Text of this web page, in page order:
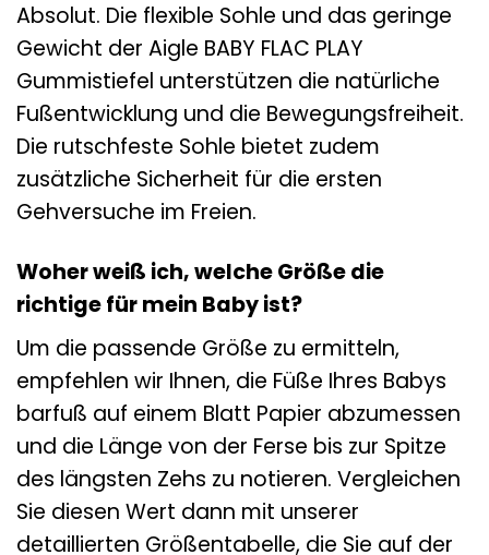
Absolut. Die flexible Sohle und das geringe
Gewicht der Aigle BABY FLAC PLAY
Gummistiefel unterstützen die natürliche
Fußentwicklung und die Bewegungsfreiheit.
Die rutschfeste Sohle bietet zudem
zusätzliche Sicherheit für die ersten
Gehversuche im Freien.
Woher weiß ich, welche Größe die
richtige für mein Baby ist?
Um die passende Größe zu ermitteln,
empfehlen wir Ihnen, die Füße Ihres Babys
barfuß auf einem Blatt Papier abzumessen
und die Länge von der Ferse bis zur Spitze
des längsten Zehs zu notieren. Vergleichen
Sie diesen Wert dann mit unserer
detaillierten Größentabelle, die Sie auf der